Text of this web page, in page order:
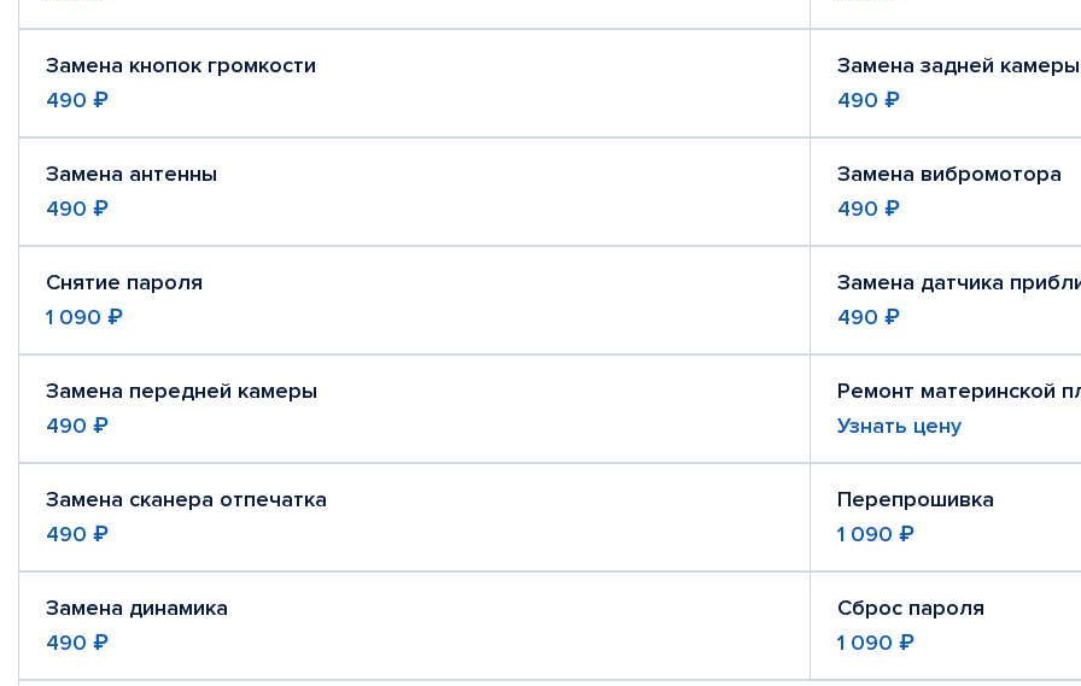
Замена кнопок громкости
490 ₽
Замена задней камеры
490 ₽
Замена антенны
490 ₽
Замена вибромотора
490 ₽
Снятие пароля
1 090 ₽
Замена датчика
490 ₽
Замена передней камеры
490 ₽
Ремонт материнской
Узнать цену
Замена сканера отпечатка
490 ₽
Перепрошивка
1 090 ₽
Замена динамика
490 ₽
Сброс пароля
1 090 ₽